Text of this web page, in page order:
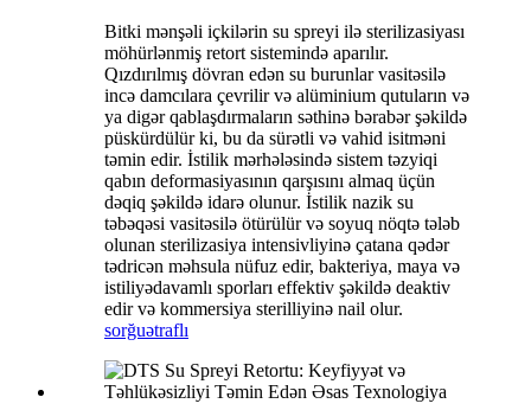
Bitki mənşəli içkilərin su spreyi ilə sterilizasiyası
möhürlənmiş retort sistemində aparılır.
Qızdırılmış dövran edən su burunlar vasitəsilə
incə damcılara çevrilir və alüminium qutuların və
ya digər qablaşdırmaların səthinə bərabər şəkildə
püskürdülür ki, bu da sürətli və vahid isitməni
təmin edir. İstilik mərhələsində sistem təzyiqi
qabın deformasiyasının qarşısını almaq üçün
dəqiq şəkildə idarə olunur. İstilik nazik su
təbəqəsi vasitəsilə ötürülür və soyuq nöqtə tələb
olunan sterilizasiya intensivliyinə çatana qədər
tədricən məhsula nüfuz edir, bakteriya, maya və
istiliyədavamlı sporları effektiv şəkildə deaktiv
edir və kommersiya sterilliyinə nail olur.
sorğuətraflı